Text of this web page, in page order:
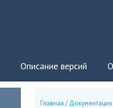
Описание версий
Главная / Документация